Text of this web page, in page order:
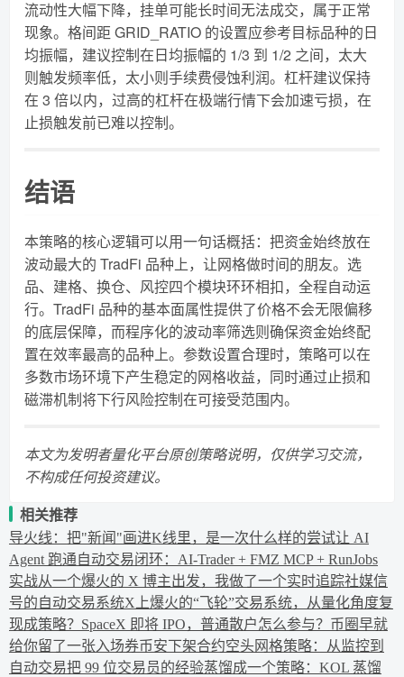
流动性大幅下降，挂单可能长时间无法成交，属于正常
现象。格间距 GRID_RATIO 的设置应参考目标品种的日
均振幅，建议控制在日均振幅的 1/3 到 1/2 之间，太大
则触发频率低，太小则手续费侵蚀利润。杠杆建议保持
在 3 倍以内，过高的杠杆在极端行情下会加速亏损，在
止损触发前已难以控制。
结语
本策略的核心逻辑可以用一句话概括：把资金始终放在
波动最大的 TradFi 品种上，让网格做时间的朋友。选
品、建格、换仓、风控四个模块环环相扣，全程自动运
行。TradFi 品种的基本面属性提供了价格不会无限偏移
的底层保障，而程序化的波动率筛选则确保资金始终配
置在效率最高的品种上。参数设置合理时，策略可以在
多数市场环境下产生稳定的网格收益，同时通过止损和
磁滞机制将下行风险控制在可接受范围内。
本文为发明者量化平台原创策略说明，仅供学习交流，
不构成任何投资建议。
相关推荐
导火线：把"新闻"画进K线里，是一次什么样的尝试让 AI
Agent 跑通自动交易闭环：AI-Trader + FMZ MCP + RunJobs
实战从一个爆火的 X 博主出发，我做了一个实时追踪社媒信
号的自动交易系统X上爆火的“飞轮”交易系统，从量化角度复
现成策略？ SpaceX 即将 IPO，普通散户怎么参与？币圈早就
给你留了一张入场券币安下架合约空头网格策略：从监控到
自动交易把 99 位交易员的经验蒸馏成一个策略：KOL 蒸馏